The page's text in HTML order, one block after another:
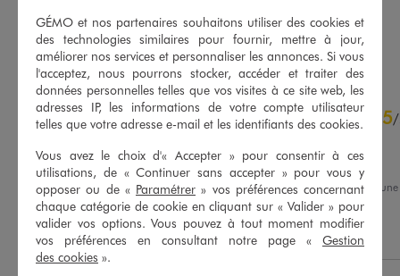
AJOUTERAU PANIER AJOUTER AU PANIER
4.8/5
Basé sur49 avis soumis à un
contrôle
Voir tous les avis sur ce site
5/
Leger
Avis du04/08/2026 , suite à
20/07/2026 par
Utile(0) Signaler
GÉMO et nos partenaires souhaitons utiliser des cookies et
des technologies similaires pour fournir, mettre à jour,
améliorer nos services et personnaliser les annonces. Si vous
l'acceptez, nous pourrons stocker, accéder et traiter des
données personnelles telles que vos visites à ce site web, les
adresses IP, les informations de votre compte utilisateur
telles que votre adresse e-mail et les identifiants des cookies.
Vous avez le choix d'« Accepter » pour consentir à ces
utilisations, de « Continuer sans accepter » pour vous y
opposer ou de « Paramétrer » vos préférences concernant
chaque catégorie de cookie en cliquant sur « Valider » pour
valider vos options. Vous pouvez à tout moment modifier
vos préférences en consultant notre page « Gestion
des cookies ».